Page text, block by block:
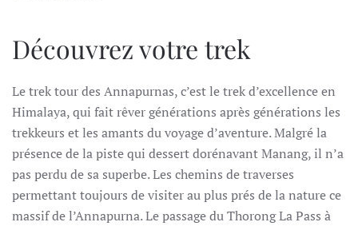
ANNAPURNAS
Découvrez votre trek
Le trek tour des Annapurnas, c’est le trek d’excellence en
Himalaya, qui fait rêver générations après générations les
trekkeurs et les amants du voyage d’aventure. Malgré la
présence de la piste qui dessert dorénavant Manang, il n’a
pas perdu de sa superbe. Les chemins de traverses
permettant toujours de visiter au plus prés de la nature ce
massif de l’Annapurna. Le passage du Thorong La Pass à